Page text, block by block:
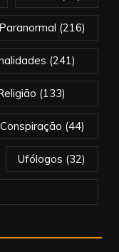
Paranormal (216)
(241)
(133)
(44)
Ufólogos (32)